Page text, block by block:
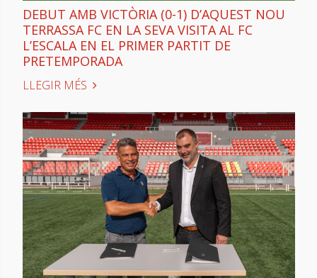
DEBUT AMB VICTÒRIA (0-1) D’AQUEST NOU
TERRASSA FC EN LA SEVA VISITA AL FC
L’ESCALA EN EL PRIMER PARTIT DE
PRETEMPORADA
LLEGIR MÉS